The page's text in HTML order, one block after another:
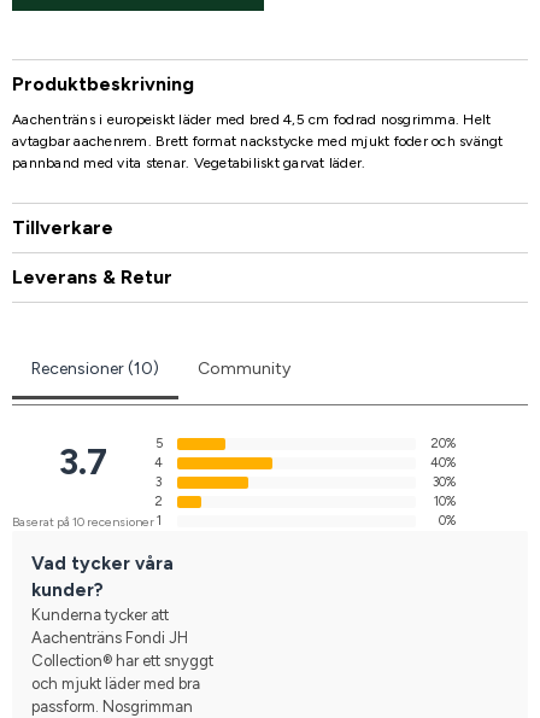
Produktbeskrivning
Aachenträns i europeiskt läder med bred 4,5 cm fodrad nosgrimma. Helt
avtagbar aachenrem. Brett format nackstycke med mjukt foder och svängt
pannband med vita stenar. Vegetabiliskt garvat läder.
Tillverkare
Leverans & Retur
Recensioner (10) Community
3.7
Baserat på 10 recensioner
5
20%
4
40%
3
30%
2
10%
1
0%
Vad tycker våra
kunder?
Kunderna tycker att
Aachenträns Fondi JH
Collection® har ett snyggt
och mjukt läder med bra
passform. Nosgrimman